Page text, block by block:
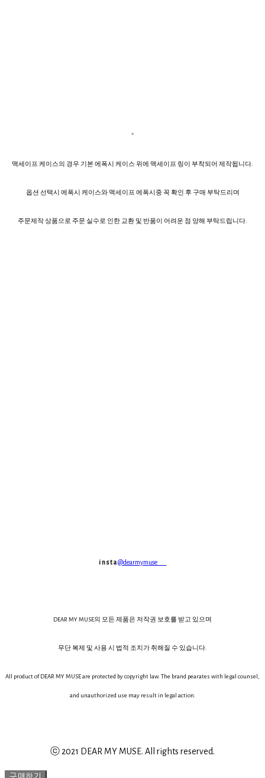
*
맥세이프 케이스의 경우 기본 에폭시 케이스 위에 맥세이프 링이 부착되어 제작됩니다.
옵션 선택시 에폭시 케이스와 맥세이프 에폭시중 꼭 확인 후 구매 부탁드리며
주문제작 상품으로 주문 실수로 인한 교환 및 반품이 어려운 점 양해 부탁드립니다.
i n s t a@dearmymuse___
DEAR MY MUSE의 모든 제품은 저작권 보호를 받고 있으며
무단 복제 및 사용 시 법적 조치가 취해질 수 있습니다.
All product of DEAR MY MUSE are protected by copyright law. The brand pearates with legal counsel,
and unauthorized use may result in legal action.
ⓒ 2021 DEAR MY MUSE. All rights reserved.